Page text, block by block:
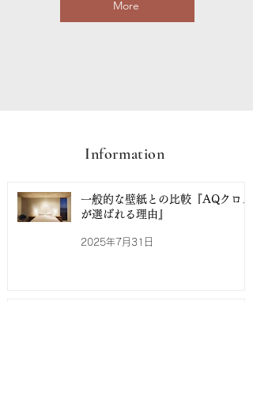
More
Information
一般的な壁紙との比較『AQクロス
が選ばれる理由』
2025年7月31日